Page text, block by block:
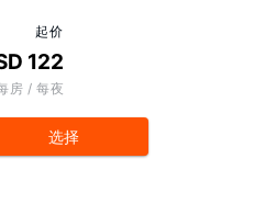
起价
122
房 / 每夜
选择